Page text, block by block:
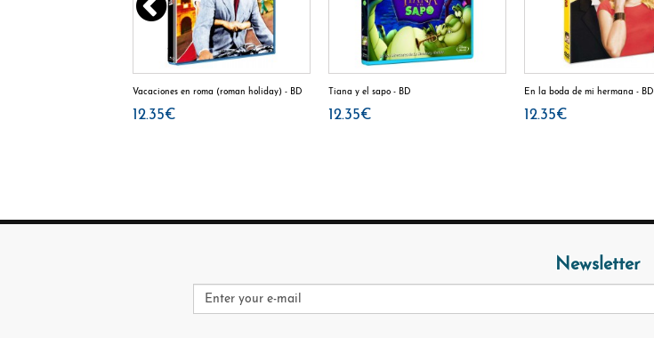
Vacaciones en roma (roman holiday) - BD
12.35€
Tiana y el sapo - BD
12.35€
En la boda de mi hermana - BD
12.35€
Newsletter